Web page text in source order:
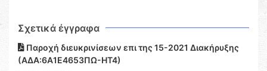
Σχετικά έγγραφα
Παροχή διευκρινίσεων επι της 15-2021 Διακήρυξης
(ΑΔΑ:6Α1Ε4653ΠΩ-ΗΤ4)